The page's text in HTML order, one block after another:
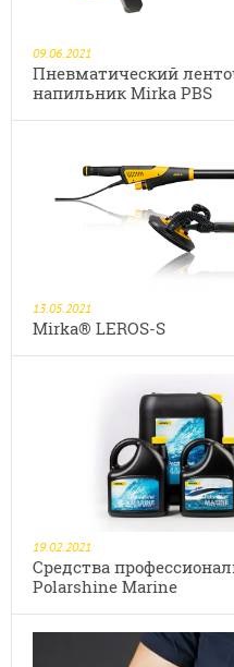
09.06.2021
Пневматический
напильник Mirka PBS
13.05.2021
Mirka® LEROS-S
19.02.2021
Средства
Polarshine Marine